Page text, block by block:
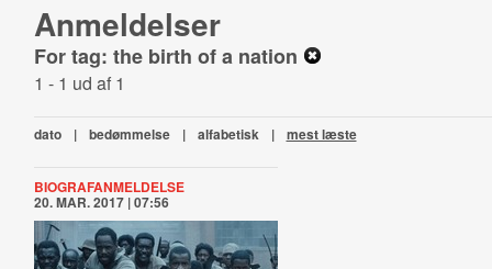
Anmeldelser
For tag: the birth of a nation
1 - 1 ud af 1
dato | bedømmelse | alfabetisk | mest læste
BIOGRAFANMELDELSE
20. MAR. 2017 | 07:56